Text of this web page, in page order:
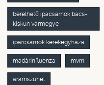
bérelhető ipacsarnok bács-
kiskun vármegye
iparcsarnok kerekegyháza
madárinfluenza mvm
áramszünet